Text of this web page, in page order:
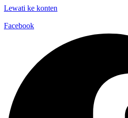
Lewati ke konten
Facebook